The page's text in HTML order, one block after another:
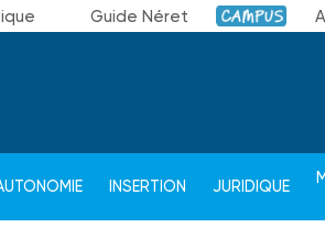
Guide Néret Campus
INSERTION JURIDIQUE